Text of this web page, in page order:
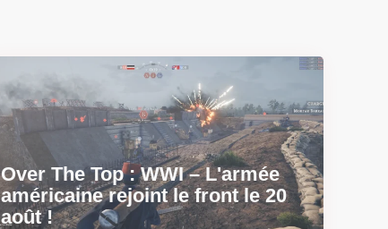
Over The Top : WWI – L'armée
américaine rejoint le front le 20
août !